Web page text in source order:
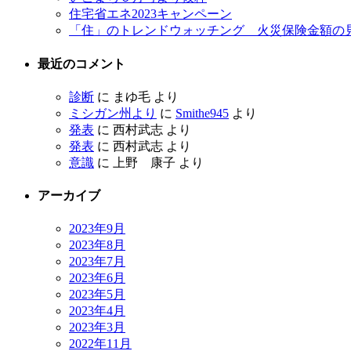
住宅省エネ2023キャンペーン
「住」のトレンドウォッチング 火災保険金額の
最近のコメント
診断 に まゆ毛 より
ミシガン州より に Smithe945 より
発表 に 西村武志 より
発表 に 西村武志 より
意識 に 上野 康子 より
アーカイブ
2023年9月
2023年8月
2023年7月
2023年6月
2023年5月
2023年4月
2023年3月
2022年11月